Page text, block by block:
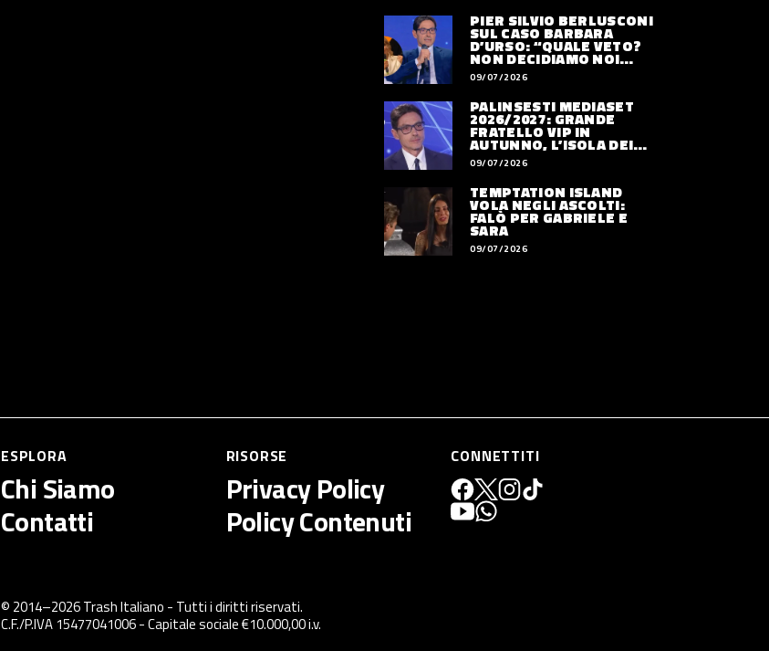
PIER SILVIO BERLUSCONI
SUL CASO BARBARA
D’URSO: “QUALE VETO?
NON DECIDIAMO NOI
DOVE LAVORERÀ”
09/07/2026
PALINSESTI MEDIASET
2026/2027: GRANDE
FRATELLO VIP IN
AUTUNNO, L’ISOLA DEI
FAMOSI SLITTA AL 2027
09/07/2026
TEMPTATION ISLAND
VOLA NEGLI ASCOLTI:
FALÒ PER GABRIELE E
SARA
09/07/2026
ESPLORA
Chi Siamo
Contatti
RISORSE
Privacy Policy
Policy Contenuti
CONNETTITI
© 2014–2026Trash Italiano - Tutti i diritti riservati.
C.F./P.IVA 15477041006 - Capitale sociale €10.000,00 i.v.